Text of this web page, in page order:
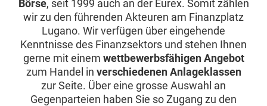
Börse, seit 1999 auch an der Eurex. Somit zählen
wir zu den führenden Akteuren am Finanzplatz
Lugano. Wir verfügen über eingehende
Kenntnisse des Finanzsektors und stehen Ihnen
gerne mit einem wettbewerbsfähigen Angebot
zum Handel in verschiedenen Anlageklassen
zur Seite. Über eine grosse Auswahl an
Gegenparteien haben Sie so Zugang zu den